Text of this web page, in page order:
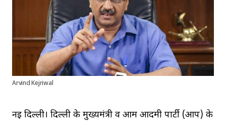
Arvind Kejriwal
नई दिल्ली। दिल्ली के मुख्यमंत्री व आम आदमी पार्टी (आप) के